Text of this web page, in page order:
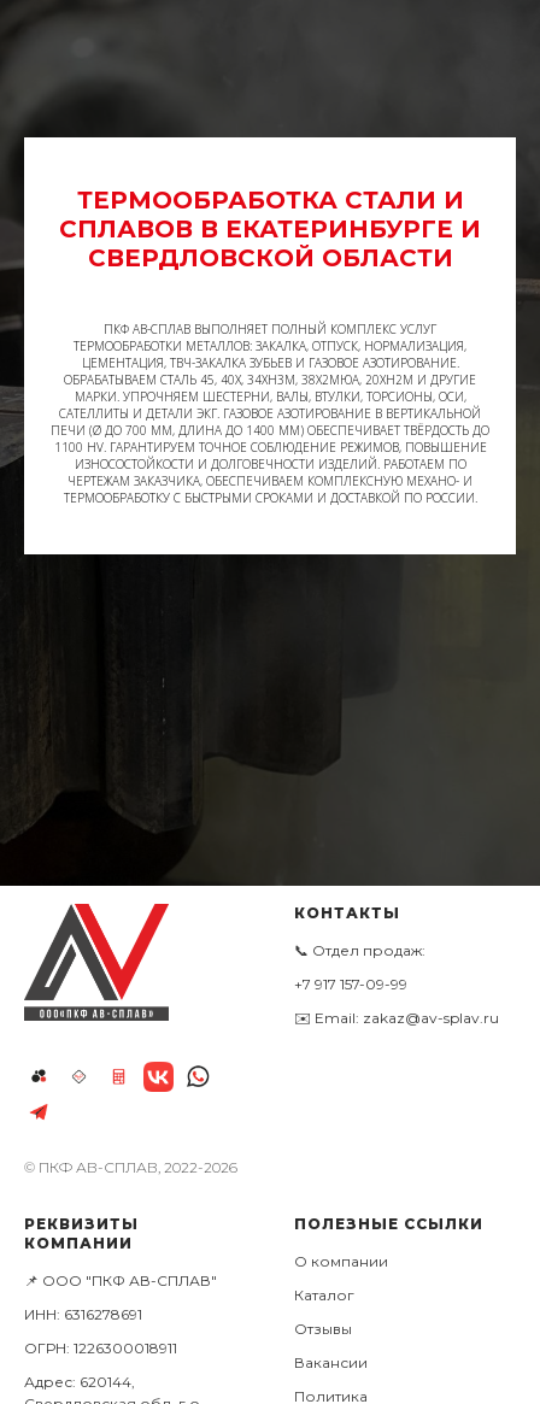
ТЕРМООБРАБОТКА СТАЛИ И
СПЛАВОВ В ЕКАТЕРИНБУРГЕ И
СВЕРДЛОВСКОЙ ОБЛАСТИ
ПКФ АВ-СПЛАВ ВЫПОЛНЯЕТ ПОЛНЫЙ КОМПЛЕКС УСЛУГ
ТЕРМООБРАБОТКИ МЕТАЛЛОВ: ЗАКАЛКА, ОТПУСК, НОРМАЛИЗАЦИЯ,
ЦЕМЕНТАЦИЯ, ТВЧ-ЗАКАЛКА ЗУБЬЕВ И ГАЗОВОЕ АЗОТИРОВАНИЕ.
ОБРАБАТЫВАЕМ СТАЛЬ 45, 40Х, 34ХН3М, 38Х2МЮА, 20ХН2М И ДРУГИЕ
МАРКИ. УПРОЧНЯЕМ ШЕСТЕРНИ, ВАЛЫ, ВТУЛКИ, ТОРСИОНЫ, ОСИ,
САТЕЛЛИТЫ И ДЕТАЛИ ЭКГ. ГАЗОВОЕ АЗОТИРОВАНИЕ В ВЕРТИКАЛЬНОЙ
ПЕЧИ (Ø ДО 700 ММ, ДЛИНА ДО 1400 ММ) ОБЕСПЕЧИВАЕТ ТВЁРДОСТЬ ДО
1100 HV. ГАРАНТИРУЕМ ТОЧНОЕ СОБЛЮДЕНИЕ РЕЖИМОВ, ПОВЫШЕНИЕ
ИЗНОСОСТОЙКОСТИ И ДОЛГОВЕЧНОСТИ ИЗДЕЛИЙ. РАБОТАЕМ ПО
ЧЕРТЕЖАМ ЗАКАЗЧИКА, ОБЕСПЕЧИВАЕМ КОМПЛЕКСНУЮ МЕХАНО- И
ТЕРМООБРАБОТКУ С БЫСТРЫМИ СРОКАМИ И ДОСТАВКОЙ ПО РОССИИ.
© ПКФ АВ-СПЛАВ, 2022-2026
КОНТАКТЫ
📞 Отдел продаж:
+7 917 157-09-99
✉️ Email: zakaz@av-splav.ru
РЕКВИЗИТЫ
КОМПАНИИ
📌 ООО "ПКФ АВ-СПЛАВ"
ИНН: 6316278691
ОГРН: 1226300018911
Адрес: 620144,
ПОЛЕЗНЫЕ ССЫЛКИ
О компании
Каталог
Отзывы
Вакансии
Политика